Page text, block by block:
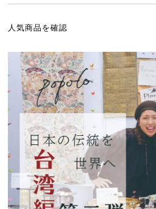
人気商品を確認